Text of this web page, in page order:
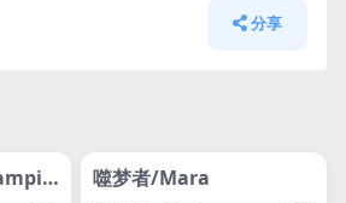
分享
载游戏 噬梦者/Mara